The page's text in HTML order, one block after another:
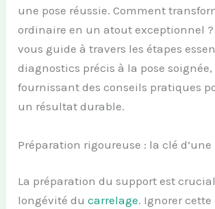
une pose réussie. Comment
ordinaire en un atout exceptionnel
vous guide à travers les étapes
diagnostics précis à la pose soignée,
fournissant des conseils pratiques
un résultat durable.
Préparation rigoureuse : la clé d’une
La préparation du support est
longévité ducarrelage. Ignorer